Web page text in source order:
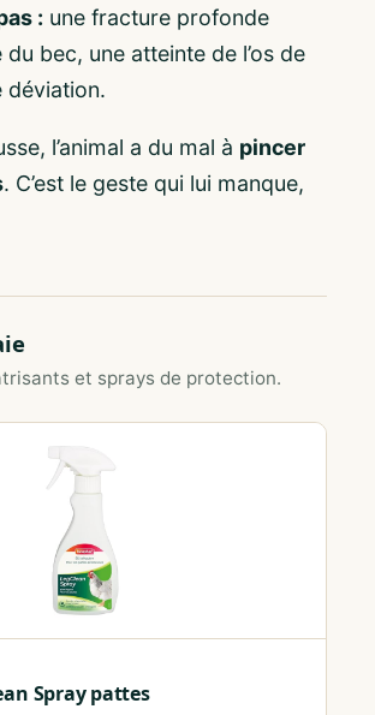
: une fracture profonde
bec, une atteinte de l’os de
déviation.
l’animal a du mal à pincer
. C’est le geste qui lui manque,
et sprays de protection.
Spray pattes